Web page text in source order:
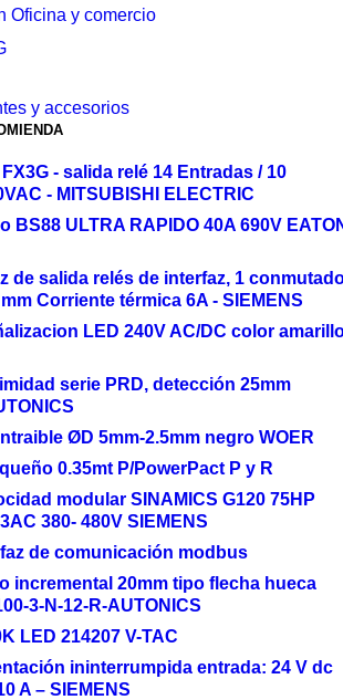
Oficina y comercio
y accesorios
- salida relé 14 Entradas / 10
- MITSUBISHI ELECTRIC
BS88 ULTRA RAPIDO 40A 690V
de salida relés de interfaz, 1
Corriente térmica 6A - SIEMENS
LED 240V AC/DC color
serie PRD, detección 25mm
ØD 5mm-2.5mm negro WOER
0.35mt P/PowerPact P y R
modular SINAMICS G120 75HP
380- 480V SIEMENS
de comunicación modbus
incremental 20mm tipo flecha hueca
3-N-12-R-AUTONICS
LED 214207 V-TAC
ininterrumpida entrada: 24 V dc
A – SIEMENS